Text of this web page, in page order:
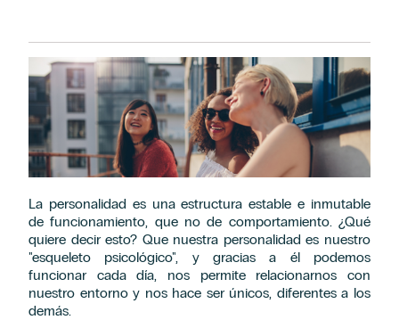
La personalidad es una estructura estable e inmutable
de funcionamiento, que no de comportamiento. ¿Qué
quiere decir esto? Que nuestra personalidad es nuestro
"esqueleto psicológico", y gracias a él podemos
funcionar cada día, nos permite relacionarnos con
nuestro entorno y nos hace ser únicos, diferentes a los
demás.